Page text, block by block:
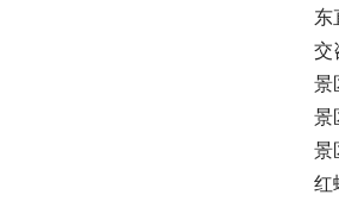
东
交
景
景
景
红